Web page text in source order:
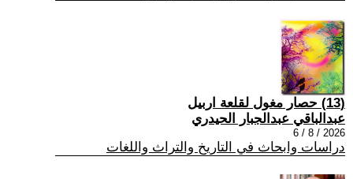
(13) حصار مغول لقلعة اربيل
عبدالباقي عبدالجبار الحيدري
2026 / 8 / 6
دراسات وابحاث في التاريخ والتراث واللغات